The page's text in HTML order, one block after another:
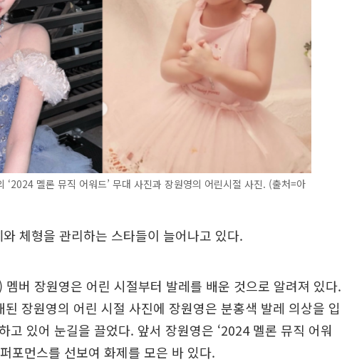
멜론 뮤직 어워드’ 무대 사진과 장원영의 어린시절 사진. (출처=아
체형을 관리하는 스타들이 늘어나고 있다.
멤버 장원영은 어린 시절부터 발레를 배운 것으로 알려져 있다.
된 장원영의 어린 시절 사진에 장원영은 분홍색 발레 의상을 입
고 있어 눈길을 끌었다. 앞서 장원영은 ‘2024 멜론 뮤직 어워
포먼스를 선보여 화제를 모은 바 있다.